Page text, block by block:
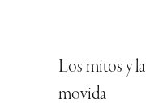
Los mitos y la
movida